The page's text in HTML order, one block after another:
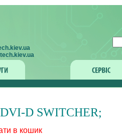
D SWITCHER;
в кошик